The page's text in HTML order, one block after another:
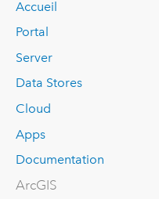
Accueil
Portal
Server
Data Stores
Cloud
Apps
Documentation
ArcGIS